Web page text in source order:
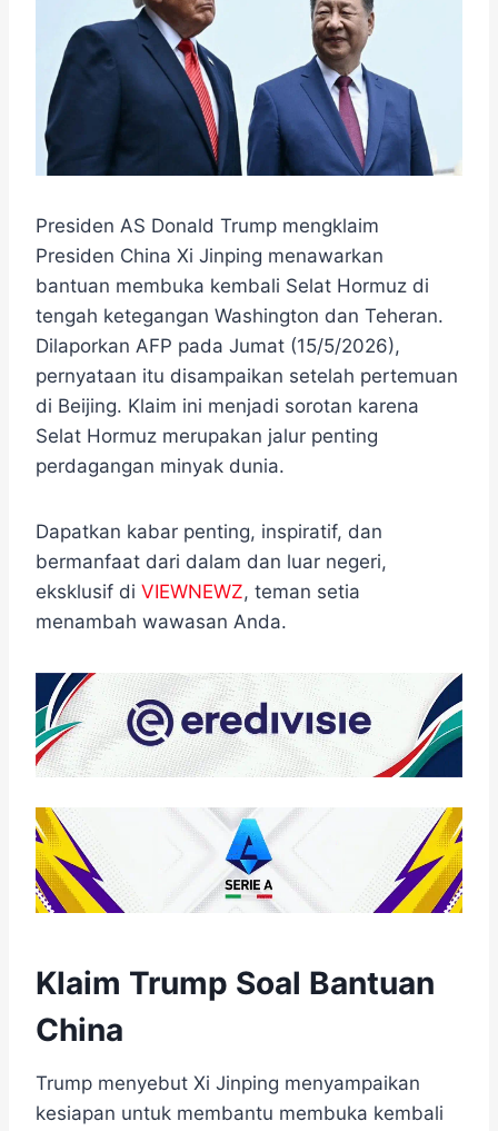
Presiden AS Donald Trump mengklaim
Presiden China Xi Jinping menawarkan
bantuan membuka kembali Selat Hormuz di
tengah ketegangan Washington dan Teheran.
Dilaporkan AFP pada Jumat (15/5/2026),
pernyataan itu disampaikan setelah pertemuan
di Beijing. Klaim ini menjadi sorotan karena
Selat Hormuz merupakan jalur penting
perdagangan minyak dunia.
Dapatkan kabar penting, inspiratif, dan
bermanfaat dari dalam dan luar negeri,
eksklusif di VIEWNEWZ, teman setia
menambah wawasan Anda.
Klaim Trump Soal Bantuan
China
Trump menyebut Xi Jinping menyampaikan
kesiapan untuk membantu membuka kembali